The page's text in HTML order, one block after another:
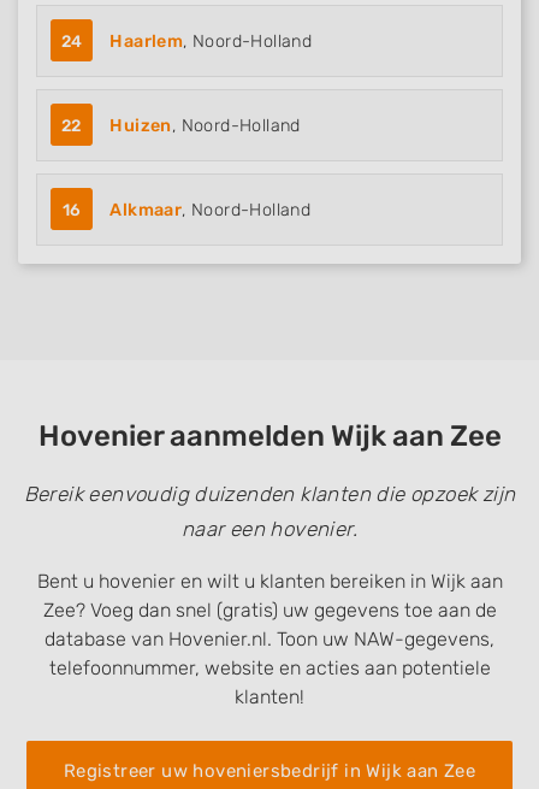
24 Haarlem, Noord-Holland
22 Huizen, Noord-Holland
16 Alkmaar, Noord-Holland
Hovenier aanmelden Wijk aan Zee
Bereik eenvoudig duizenden klanten die opzoek zijn
naar een hovenier.
Bent u hovenier en wilt u klanten bereiken in Wijk aan
Zee? Voeg dan snel (gratis) uw gegevens toe aan de
database van Hovenier.nl. Toon uw NAW-gegevens,
telefoonnummer, website en acties aan potentiele
klanten!
Registreer uw hoveniersbedrijf in Wijk aan Zee